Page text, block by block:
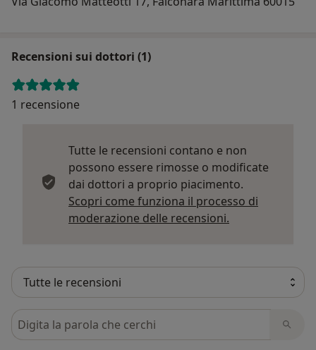
Recensioni sui dottori (1)
1 recensione
Tutte le recensioni contano e non
possono essere rimosse o modificate
dai dottori a proprio piacimento.
Scopri come funziona il processo di
moderazione delle recensioni.
Cerca nelle recensioni